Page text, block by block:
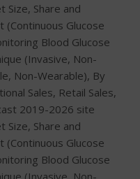
Size, Share and
(Continuous Glucose
Blood Glucose
(Invasive, Non-
Non-Wearable), By
Sales, Retail Sales,
2019-2026 site
Size, Share and
(Continuous Glucose
Blood Glucose
(Invasive, Non-